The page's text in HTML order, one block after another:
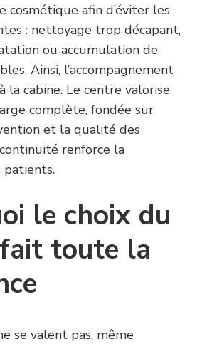
cosmétique afin d’éviter les
: nettoyage trop décapant,
ou accumulation de
Ainsi, l’accompagnement
la cabine. Le centre valorise
complète, fondée sur
et la qualité des
renforce la
patients.
le choix du
toute la
se valent pas, même